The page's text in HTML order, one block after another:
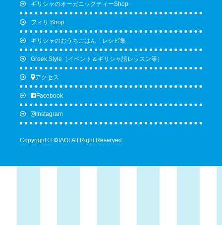
ギリシャのオーガニックティーShop
フィリ Shop
ギリシャのおうちごはん「レシピ集」
Greek Style（イベント＆ギリシャ語レッスン等）
アクセス
Facebook
Instagram
Copyright © ΦΙΛΟΙ All Right Reserved.